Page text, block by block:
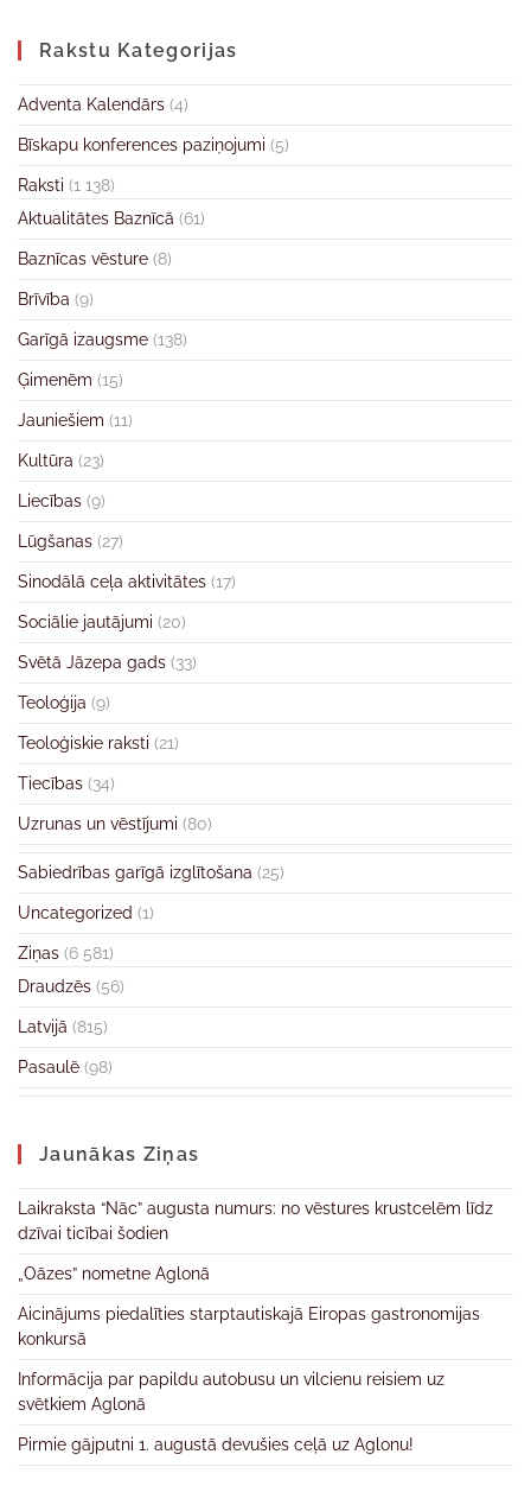
Rakstu Kategorijas
Adventa Kalendārs (4)
Bīskapu konferences paziņojumi (5)
Raksti (1 138)
Aktualitātes Baznīcā (61)
Baznīcas vēsture (8)
Brīvība (9)
Garīgā izaugsme (138)
Ģimenēm (15)
Jauniešiem (11)
Kultūra (23)
Liecības (9)
Lūgšanas (27)
Sinodālā ceļa aktivitātes (17)
Sociālie jautājumi (20)
Svētā Jāzepa gads (33)
Teoloģija (9)
Teoloģiskie raksti (21)
Tiecības (34)
Uzrunas un vēstījumi (80)
Sabiedrības garīgā izglītošana (25)
Uncategorized (1)
Ziņas (6 581)
Draudzēs (56)
Latvijā (815)
Pasaulē (98)
Jaunākas Ziņas
Laikraksta “Nāc” augusta numurs: no vēstures krustcelēm līdz
dzīvai ticībai šodien
„Oāzes” nometne Aglonā
Aicinājums piedalīties starptautiskajā Eiropas gastronomijas
konkursā
Informācija par papildu autobusu un vilcienu reisiem uz
svētkiem Aglonā
Pirmie gājputni 1. augustā devušies ceļā uz Aglonu!